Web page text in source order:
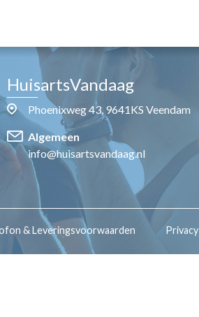
HuisartsVandaag
Phoenixweg 43, 9641KS Veendam
Algemeen
info@huisartsvandaag.nl
& Leveringsvoorwaarden Privacy